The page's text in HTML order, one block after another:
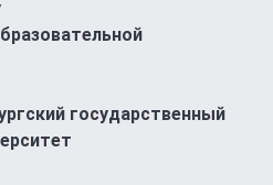
государственный